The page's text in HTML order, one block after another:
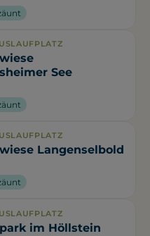
See
Langenselbold
im Höllstein